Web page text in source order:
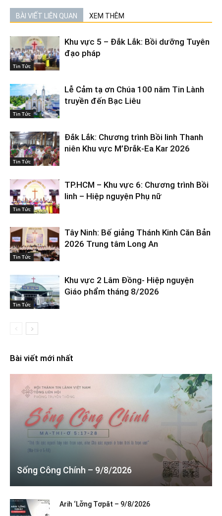
BÀI VIẾT LIÊN QUAN XEM THÊM
Tin Tức
Khu vực 5 – Đắk Lắk: Bồi dưỡng Tuyên
đạo pháp
Tin Tức
Lễ Cảm tạ ơn Chúa 100 năm Tin Lành
truyền đến Bạc Liêu
Tin Tức
Đắk Lắk: Chương trình Bồi linh Thanh
niên Khu vực M’Đrắk-Ea Kar 2026
Tin Tức
TP.HCM – Khu vực 6: Chương trình Bồi
linh – Hiệp nguyện Phụ nữ
Tin Tức
Tây Ninh: Bế giảng Thánh Kinh Căn Bản
2026 Trung tâm Long An
Tin Tức
Khu vực 2 Lâm Đồng- Hiệp nguyện
Giáo phẩm tháng 8/2026
Bài viết mới nhất
Sống Công Chính – 9/8/2026
Arih ‘Lơ̆ng Tơpăt – 9/8/2026